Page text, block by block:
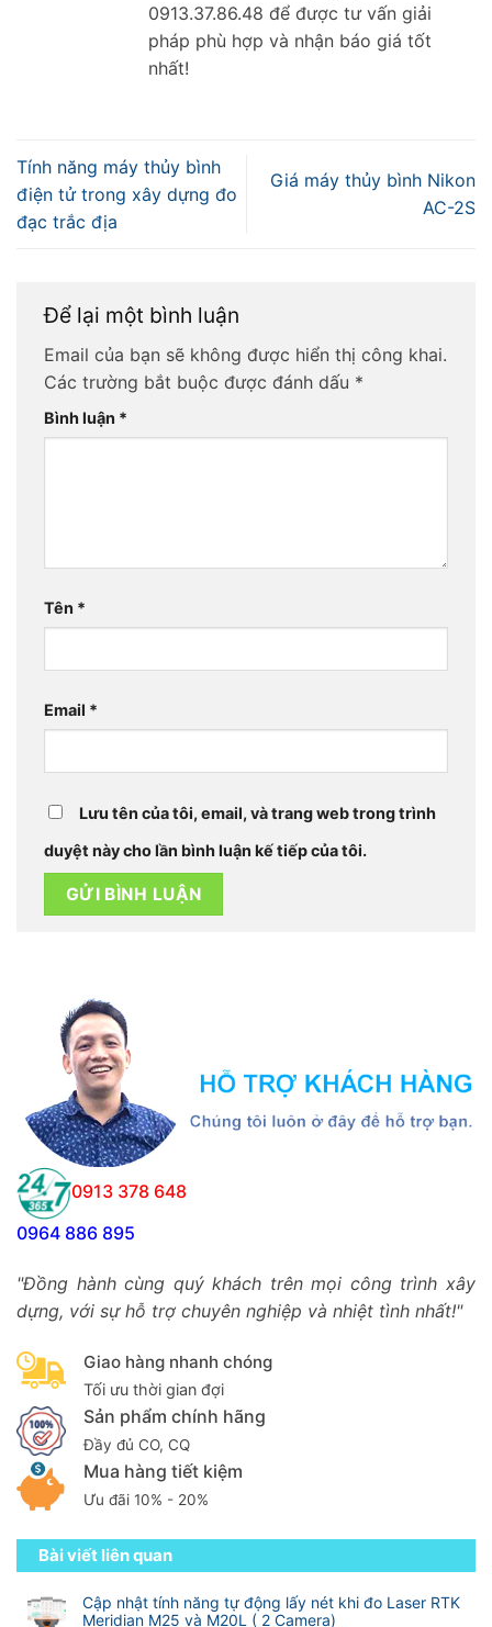
0913.37.86.48 để được tư vấn giải
pháp phù hợp và nhận báo giá tốt
nhất!
Tính năng máy thủy bình
điện tử trong xây dựng đo
đạc trắc địa
Giá máy thủy bình Nikon
AC-2S
Để lại một bình luận
Email của bạn sẽ không được hiển thị công khai.
Các trường bắt buộc được đánh dấu *
Bình luận *
Tên *
Email *
Lưu tên của tôi, email, và trang web trong trình
duyệt này cho lần bình luận kế tiếp của tôi.
0913 378 648
0964 886 895
"Đồng hành cùng quý khách trên mọi công trình xây
dựng, với sự hỗ trợ chuyên nghiệp và nhiệt tình nhất!"
Giao hàng nhanh chóng
Tối ưu thời gian đợi
Sản phẩm chính hãng
Đầy đủ CO, CQ
Mua hàng tiết kiệm
Ưu đãi 10% - 20%
Bài viết liên quan
Cập nhật tính năng tự động lấy nét khi đo Laser RTK
Meridian M25 và M20L ( 2 Camera)